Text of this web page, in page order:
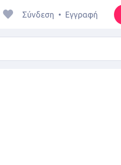
Σύνδεση • Εγγραφή